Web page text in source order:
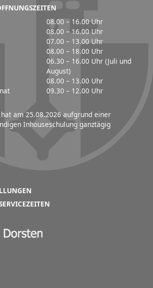
08.00 – 16.00 Uhr
08.00 – 16.00 Uhr
07.00 – 13.00 Uhr
08.00 – 18.00 Uhr
06.30 – 16.00 Uhr (Juli und
August)
08.00 – 13.00 Uhr
09.30 – 12.00 Uhr
am 25.08.2026 aufgrund einer
Inhouseschulung ganztägig